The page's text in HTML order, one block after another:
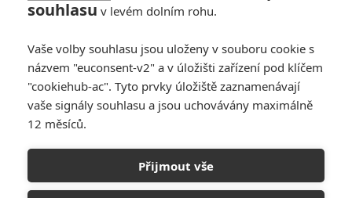
PŘIDAT NOVÝ KOMENTÁŘ
Pro psaní komentářů, se přihlašte.
RECENZE FILMŮ
10
Recenze: Zcela výjimečná Gerta
Schnirch nebarví hnus českých dějin
narůžovo
souhlasu v levém dolním rohu.
Vaše volby souhlasu jsou uloženy v souboru cookie s
názvem "euconsent-v2" a v úložišti zařízení pod klíčem
"cookiehub-ac". Tyto prvky úložiště zaznamenávají
vaše signály souhlasu a jsou uchovávány maximálně
12 měsíců.
Přijmout vše